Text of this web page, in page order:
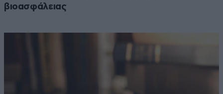
βιοασφάλειας